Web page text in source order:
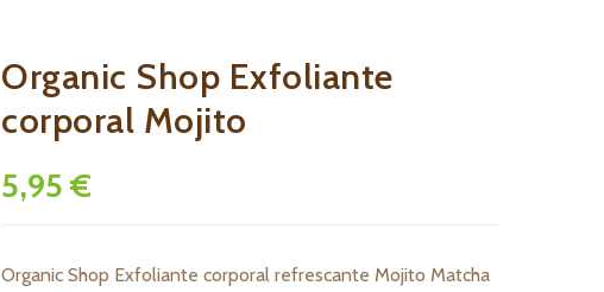
Organic Shop Exfoliante
corporal Mojito
5,95 €
Organic Shop Exfoliante corporal refrescante Mojito Matcha